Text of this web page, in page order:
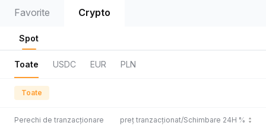
Favorite Crypto
Spot
Toate USDC EUR PLN
Toate
Perechi de tranzacționareUltimul preț tranzacționat/Schimbare 24H %